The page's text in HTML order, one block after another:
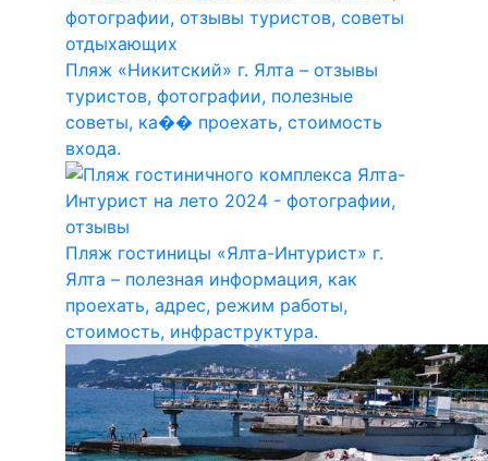
Пляж «Никитский» г. Ялта – отзывы
туристов, фотографии, полезные
советы, ка�� проехать, стоимость
входа.
Пляж гостиницы «Ялта-Интурист» г.
Ялта – полезная информация, как
проехать, адрес, режим работы,
стоимость, инфраструктура.